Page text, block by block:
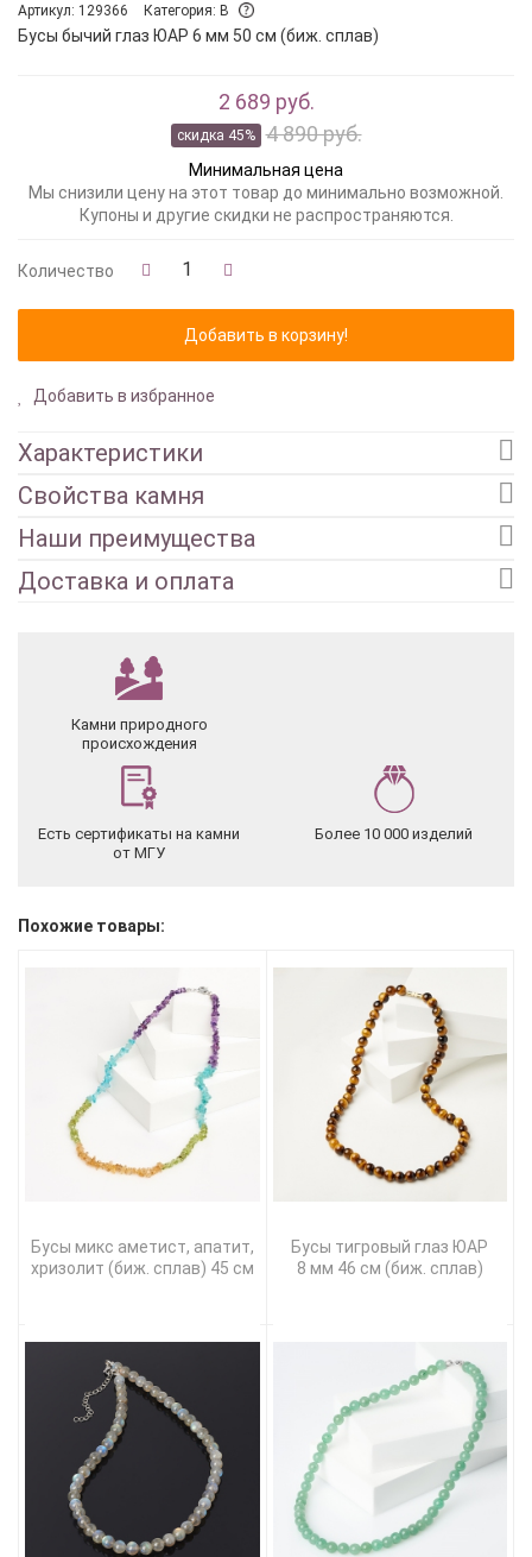
Артикул: 129366 Категория: B
Бусы бычий глаз ЮАР 6 мм 50 см (биж. сплав)
2 689 руб.
скидка 45% 4 890 руб.
Минимальная цена
Мы снизили цену на этот товар до минимально возможной.
Купоны и другие скидки не распространяются.
Количество
Добавить в избранное
Характеристики
Свойства камня
Наши преимущества
Доставка и оплата
Камни природного
происхождения
Есть сертификаты на камни
от МГУ
Более 10 000 изделий
Похожие товары:
Бусы микс аметист, апатит,
хризолит (биж. сплав) 45 см
Бусы тигровый глаз ЮАР
8 мм 46 см (биж. сплав)